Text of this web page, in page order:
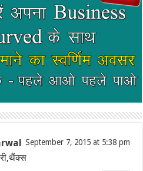
September 7, 2015 at 5:38 pm